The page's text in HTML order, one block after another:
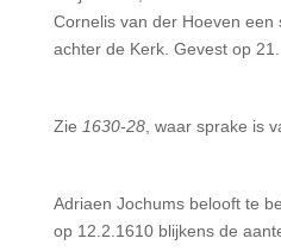
Cornelis van der Hoeven een
achter de Kerk. Gevest op
Zie 1630-28, waar sprake is
Adriaen Jochums belooft te
op 12.2.1610 blijkens de